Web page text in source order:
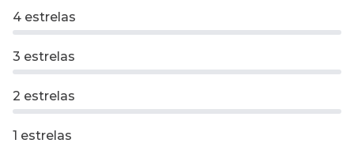
4 estrelas
3 estrelas
2 estrelas
1 estrelas